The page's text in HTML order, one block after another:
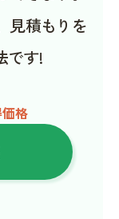
見積もりを
です!
格